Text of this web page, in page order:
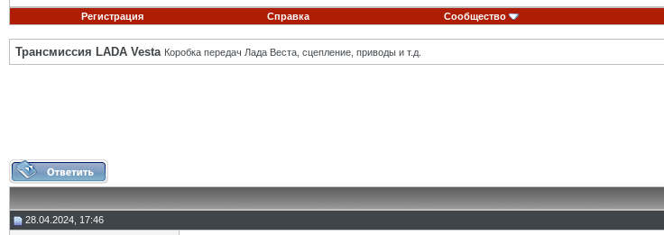
Регистрация
Справка Сообщество
Трансмиссия LADA Vesta Коробка передач Лада Веста, сцепление, приводы и т.д.
28.04.2024, 17:46